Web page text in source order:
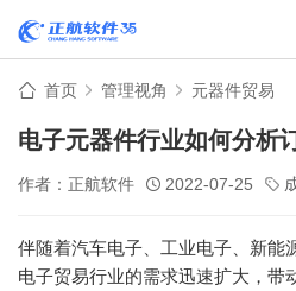
首页 管理视角 元器件贸易
电子元器件行业如何分析
作者：正航软件 2022-07-25
伴随着汽车电子、工业电子、新能
电子贸易行业的需求迅速扩大，带